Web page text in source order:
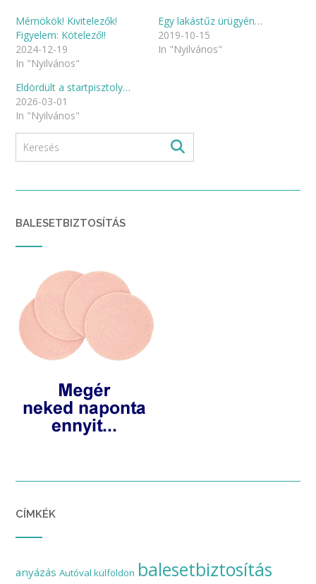
Mérnökök! Kivitelezők!
Figyelem: Kötelező!!
2024-12-19
In "Nyilvános"
Egy lakástűz ürügyén…
2019-10-15
In "Nyilvános"
Eldördült a startpisztoly…
2026-03-01
In "Nyilvános"
BALESETBIZTOSÍTÁS
CÍMKÉK
anyázás Autóval külföldön balesetbiztosítás